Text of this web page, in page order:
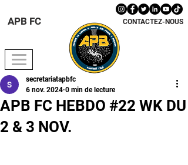
CONTACTEZ-NOUS
APB FC
APB FC HEBDO #22 WK DU
2 & 3 NOV.
secretariatapbfc
6 nov. 2024 0 min de lecture